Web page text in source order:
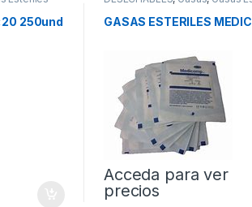
250und
GASAS ESTERILES
Acceda para ver
precios